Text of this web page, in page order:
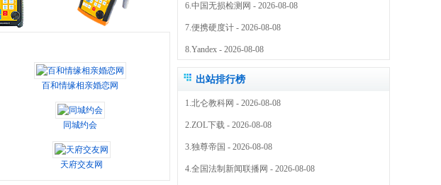
百和情缘相亲婚恋网
同城约会
天府交友网
6.中国无损检测网 - 2026-08-08
7.便携硬度计 - 2026-08-08
8.Yandex - 2026-08-08
出站排行榜
1.北仑教科网 - 2026-08-08
2.ZOL下载 - 2026-08-08
3.独尊帝国 - 2026-08-08
4.全国法制新闻联播网 - 2026-08-08